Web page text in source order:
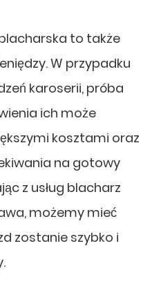
to także
W przypadku
karoserii, próba
ich może
kosztami oraz
na gotowy
z usług blacharz
możemy mieć
zostanie szybko i